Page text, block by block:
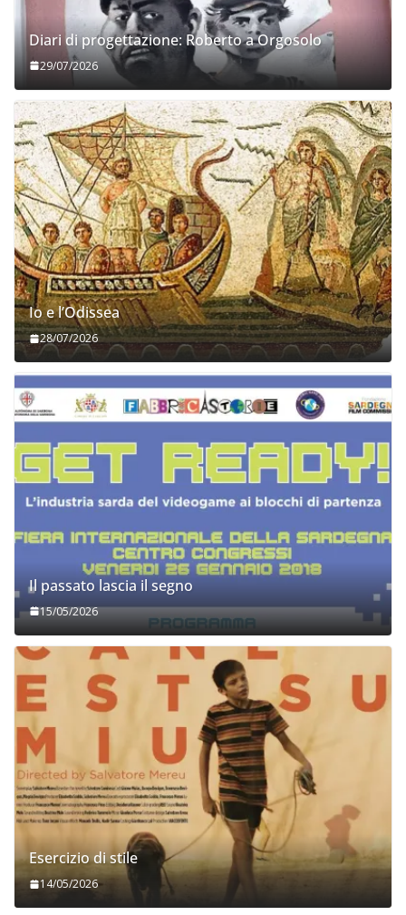
Diari di progettazione: Roberto a Orgosolo
29/07/2026
Io e l’Odissea
28/07/2026
Il passato lascia il segno
15/05/2026
Esercizio di stile
14/05/2026